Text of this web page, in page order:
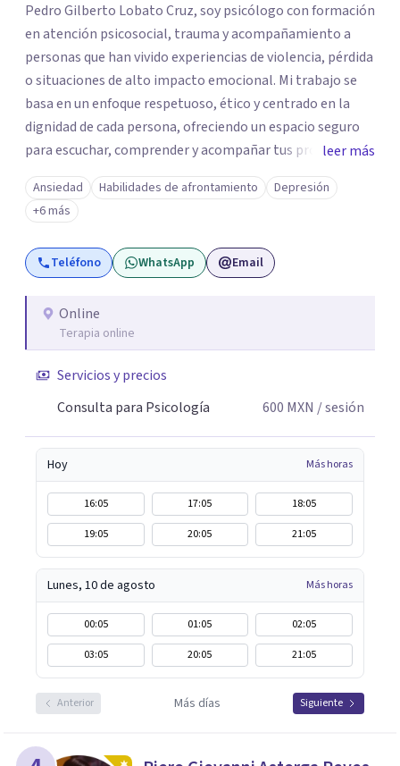
Pedro Gilberto Lobato Cruz, soy psicólogo con formación
en atención psicosocial, trauma y acompañamiento a
personas que han vivido experiencias de violencia, pérdida
o situaciones de alto impacto emocional. Mi trabajo se
basa en un enfoque respetuoso, ético y centrado en la
dignidad de cada persona, ofreciendo un espacio seguro
para escuchar, comprender y acompañar tus procesos
emocionales a tu propio ritmo. Creo firmemente en la
importancia de construir juntos herramientas que
fortalezcan el bienestar, la autonomía y el sentido de
vida. Será un gusto acompañarte en este proceso. Quedo
atento para resolver cualquier duda y acordar una cita. Un
leer más
Ansiedad Habilidades de afrontamiento
Depresión
+6 más
Teléfono WhatsApp Email
Online
Terapia online
Servicios y precios
Consulta para Psicología
600 MXN / sesión
Hoy Más horas
16:05 17:05
18:05
19:05
20:05 21:05
Lunes, 10 de agosto Más horas
00:05 01:05
02:05
03:05
20:05 21:05
Anterior Más días Siguiente